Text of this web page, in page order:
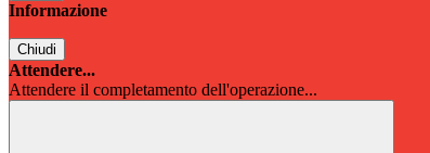
Informazione
Chiudi
Attendere...
Attendere il completamento dell'operazione...